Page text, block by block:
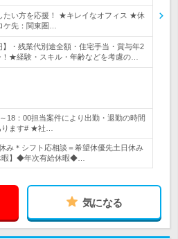
たい方を応援！ ★キレイなオフィス ★休
先：関東圏…
】・残業代別途全額・住宅手当・賞与年2
★経験・スキル・年齢などを考慮の…
18：00担当案件により出勤・退勤の時間
ります# ★社…
み＊シフト応相談＝希望休優先土日休み
暇】◆年次有給休暇◆…
気になる